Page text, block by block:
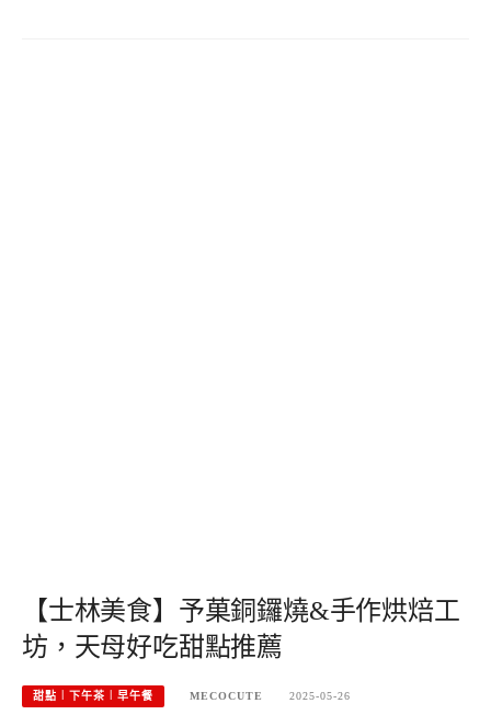
【士林美食】予菓銅鑼燒&手作烘焙工
坊，天母好吃甜點推薦
甜點︱下午茶︱早午餐 MECOCUTE 2025-05-26